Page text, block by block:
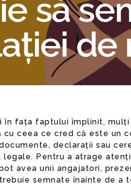
să
de
cu ceea ce cred că este un
declarații sau
Pentru a atrage
avea unii angajatori,
trebuie semnate înainte de a